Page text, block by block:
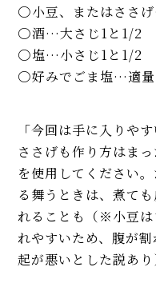
小豆、またはささ
酒…大さじ1と1/2
塩…小さじ1と1/2
好みでごま塩…適量
「今回は手に入りや
ささげも作り方はま
を使用してください
る舞うときは、煮て
れることも（※小豆は
れやすいため、腹が
起が悪いとした説あり